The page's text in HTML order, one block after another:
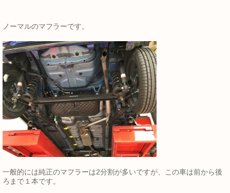
ノーマルのマフラーです。
一般的には純正のマフラーは2分割が多いですが、この車は前から後
ろまで１本です。